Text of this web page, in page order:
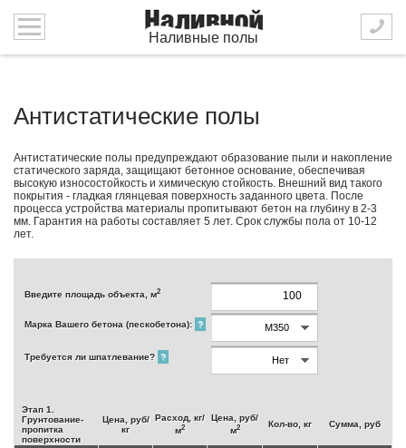
Наливные полы
Антистатические полы
Антистатические полы предупреждают образование пыли и накопление
статического заряда, защищают бетонное основание, обеспечивая
высокую износостойкость и химическую стойкость. Внешний вид такого
покрытия - гладкая глянцевая поверхность заданного цвета. После
процесса устройства материалы пропитывают бетон на глубину в 2-3
мм. Гарантия на работы составляет 5 лет. Срок службы пола от 10-12
лет.
Введите площадь объекта, м2
Марка Вашего бетона (пескобетона): ?
Требуется ли шпатлевание? ?
Этап 1.
Грунтование-
пропитка
поверхности
Цена, руб/
кг
Расход, кг/
м2
Цена, руб/
м2 Кол-во, кг Сумма, руб